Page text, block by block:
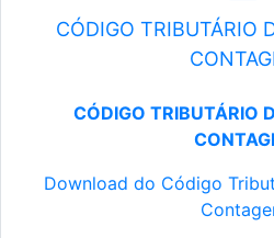
CÓDIGO TRIBUTÁRIO
CÓDIGO TRIBUTÁRIO
Download do Código